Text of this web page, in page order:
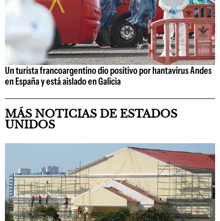
Un turista francoargentino dio positivo por hantavirus Andes
en España y está aislado en Galicia
MÁS NOTICIAS DE ESTADOS
UNIDOS